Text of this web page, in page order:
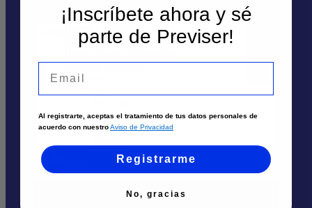
Contáctanos
Sedes y Horarios
Solicita un asesor
Envía tu solicitud
Llámanos
Tuluá
Armenia
Te puede interesar
Sedes
Atención por Whatsapp
Nosotros
¡Inscríbete ahora y sé
parte de Previser!
Al registrarte, aceptas el tratamiento de tus datos personales de
acuerdo con nuestroAviso de Privacidad
Registrarme
No, gracias